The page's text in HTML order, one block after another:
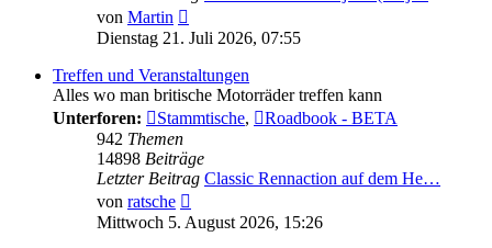
von Martin
Beitrag
Dienstag 21. Juli 2026, 07:55
Treffen und Veranstaltungen
Alles wo man britische Motorräder treffen kann
Unterforen:
Stammtische,
Roadbook - BETA
942 Themen
14898 Beiträge
Letzter Beitrag Classic Rennaction auf dem He…
von ratsche
Beitrag
Mittwoch 5. August 2026, 15:26